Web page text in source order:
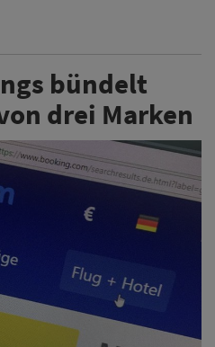
bündelt
drei Marken